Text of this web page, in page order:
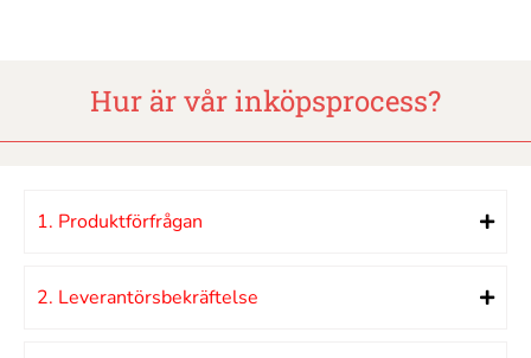
Hur är vår inköpsprocess?
1. Produktförfrågan
2. Leverantörsbekräftelse